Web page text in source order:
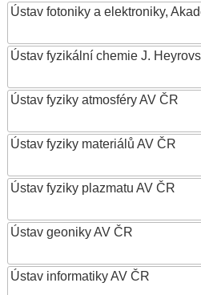
Ústav fotoniky a elektroniky,
Ústav fyzikální chemie J.
Ústav fyziky atmosféry AV ČR
Ústav fyziky materiálů AV ČR
Ústav fyziky plazmatu AV ČR
Ústav geoniky AV ČR
Ústav informatiky AV ČR